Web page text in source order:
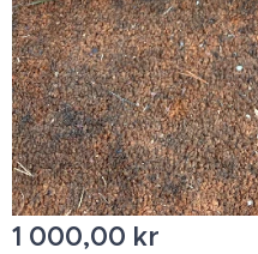
1 000,00 kr